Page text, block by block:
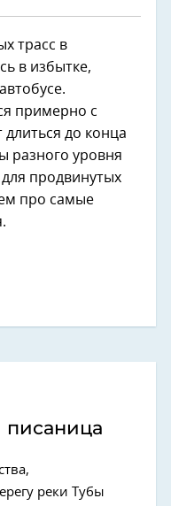
трасс в
в избытке,
примерно с
до конца
разного уровня
продвинутых
про самые
писаница
реки Тубы